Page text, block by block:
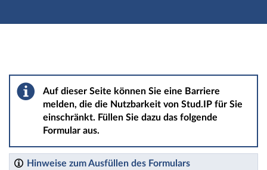
Hauptnavigation
Barriere melden
Auf dieser Seite können Sie eine Barriere
melden, die die Nutzbarkeit von Stud.IP für Sie
einschränkt. Füllen Sie dazu das folgende
Formular aus.
Hinweise zum Ausfüllen des Formulars